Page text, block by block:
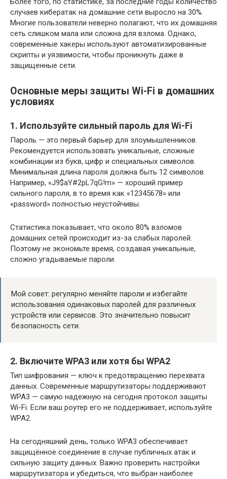
случаев кибератак на домашние сети выросло на 30%.
Многие пользователи неверно полагают, что их домашняя
сеть слишком мала или сложна для взлома. Однако,
современные хакеры используют автоматизированные
скрипты и уязвимости, чтобы проникнуть даже в
защищенные сети.
Основные меры защиты Wi-Fi в домашних
условиях
1. Используйте сильный пароль для Wi-Fi
Пароль — это первый барьер для злоумышленников.
Рекомендуется использовать уникальные, сложные
комбинации из букв, цифр и специальных символов.
Минимальная длина пароля должна быть 12 символов.
Например, «J9$aY#2pL7qG!m» — хороший пример
сильного пароля, в то время как «12345678» или
«password» полностью неустойчивы.
Статистика показывает, что около 80% взломов
домашних сетей происходит из-за слабых паролей.
Поэтому не экономьте время, создавая уникальные,
сложно угадываемые пароли.
Мой совет: регулярно меняйте пароли и избегайте
использования одинаковых паролей для различных
устройств или сервисов. Это значительно повысит
безопасность сети.
2. Включите WPA3 или хотя бы WPA2
Тип шифрования — ключ к предотвращению перехвата
данных. Современные маршрутизаторы поддерживают
WPA3 — самую надежную на сегодня протокол защиты
Wi-Fi. Если ваш роутер его не поддерживает, используйте
WPA2.
На сегодняшний день, только WPA3 обеспечивает
защищённое соединение в случае публичных атак и
сильную защиту данных. Важно проверить настройки
маршрутизатора и убедиться, что выбран наиболее